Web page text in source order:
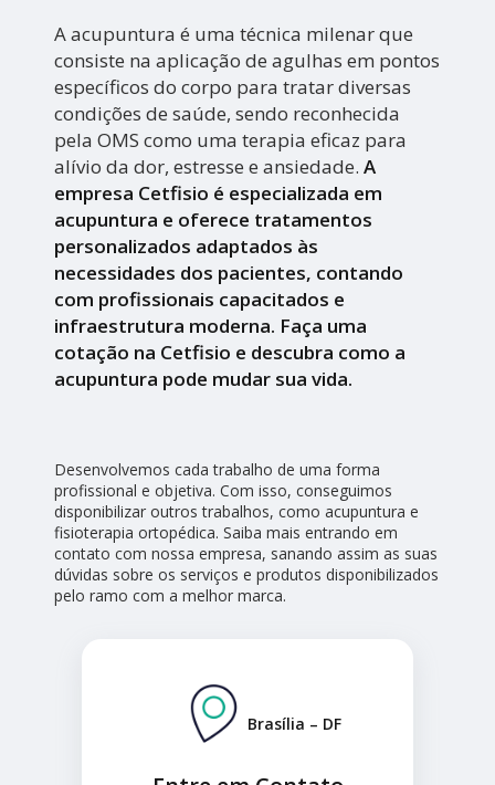
A acupuntura é uma técnica milenar que
consiste na aplicação de agulhas em pontos
específicos do corpo para tratar diversas
condições de saúde, sendo reconhecida
pela OMS como uma terapia eficaz para
alívio da dor, estresse e ansiedade.A
empresa Cetfisio é especializada em
acupuntura e oferece tratamentos
personalizados adaptados às
necessidades dos pacientes, contando
com profissionais capacitados e
infraestrutura moderna. Faça uma
cotação na Cetfisio e descubra como a
acupuntura pode mudar sua vida.
Desenvolvemos cada trabalho de uma forma
profissional e objetiva. Com isso, conseguimos
disponibilizar outros trabalhos, como acupuntura e
fisioterapia ortopédica. Saiba mais entrando em
contato com nossa empresa, sanando assim as suas
dúvidas sobre os serviços e produtos disponibilizados
pelo ramo com a melhor marca.
Brasília – DF